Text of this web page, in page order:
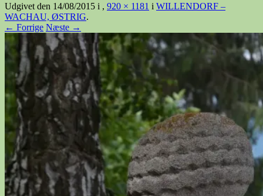
Udgivet den 14/08/2015 i , 920 × 1181 i WILLENDORF –
WACHAU, ØSTRIG.
← Forrige Næste →